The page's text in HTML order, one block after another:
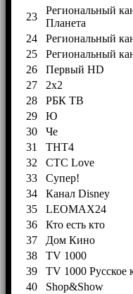
23
Региональный
Планета
24
Региональный
25
Региональный
26
Первый HD
27
2х2
28
РБК ТВ
29
Ю
30
Че
31
ТНТ4
32
СТС Love
33
Супер!
34
Канал Disney
35
LEOMAX24
36
Кто есть кто
37
Дом Кино
38
TV 1000
39
TV 1000 Русское
40
Shop&Show